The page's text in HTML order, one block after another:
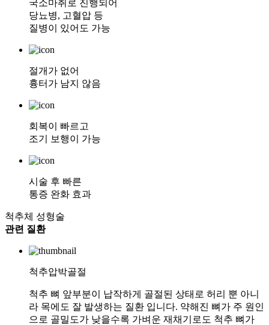
국소마취로 진행되어
당뇨병, 고혈압 등
질병이 있어도 가능
절개가 없어
흉터가 남지 않음
회복이 빠르고
조기 보행이 가능
시술 후 빠른
통증 완화 효과
척추체 성형술
관련 질환
척추압박골절
척추 뼈 앞부분이 납작하게 골절된 상태로 허리 뿐 아니
라 목에도 잘 발생하는 질환 입니다. 약해진 뼈가 주 원인
으로 골밀도가 낮을수록 가벼운 재채기로도 척추 뼈가